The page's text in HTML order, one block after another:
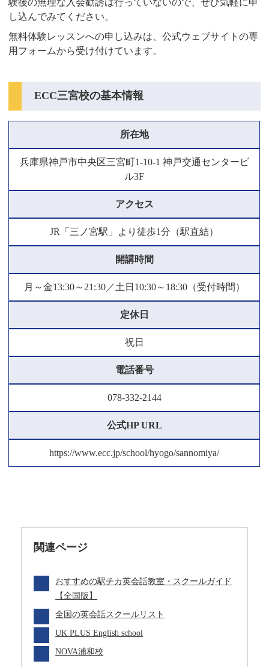
験後の無理な入会勧誘は行っていないので、ぜひ気軽に申
し込んでみてください。
無料体験レッスンへの申し込みは、公式ウェブサイトの専
用フォームから受け付けています。
ECC三宮校の基本情報
所在地
兵庫県神戸市中央区三宮町1-10-1 神戸交通センタービ
ル3F
アクセス
JR「三ノ宮駅」より徒歩1分（駅直結）
開講時間
月～金13:30～21:30／土日10:30～18:30（受付時間）
定休日
祝日
電話番号
078-332-2144
公式HP URL
https://www.ecc.jp/school/hyogo/sannomiya/
関連ページ
おすすめの駅チカ英会話教室・スクールガイド
【全国版】
全国の英会話スクールリスト
UK PLUS English school
NOVA浦和校